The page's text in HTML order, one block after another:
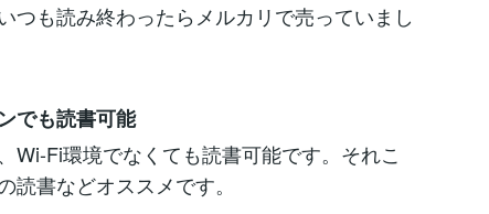
つも読み終わったらメルカリで売っていまし
でも読書可能
Fi環境でなくても読書可能です。それこ
書などオススメです。